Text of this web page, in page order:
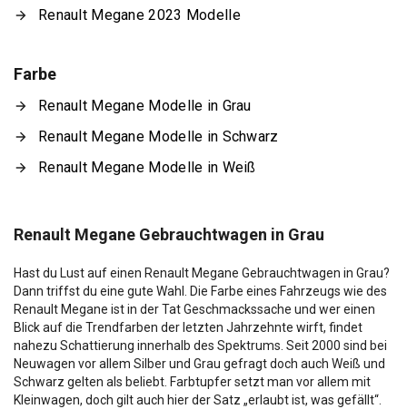
Renault Megane 2023 Modelle
Farbe
Renault Megane Modelle in Grau
Renault Megane Modelle in Schwarz
Renault Megane Modelle in Weiß
Renault Megane Gebrauchtwagen in Grau
Hast du Lust auf einen Renault Megane Gebrauchtwagen in Grau?
Dann triffst du eine gute Wahl. Die Farbe eines Fahrzeugs wie des
Renault Megane ist in der Tat Geschmackssache und wer einen
Blick auf die Trendfarben der letzten Jahrzehnte wirft, findet
nahezu Schattierung innerhalb des Spektrums. Seit 2000 sind bei
Neuwagen vor allem Silber und Grau gefragt doch auch Weiß und
Schwarz gelten als beliebt. Farbtupfer setzt man vor allem mit
Kleinwagen, doch gilt auch hier der Satz „erlaubt ist, was gefällt“.